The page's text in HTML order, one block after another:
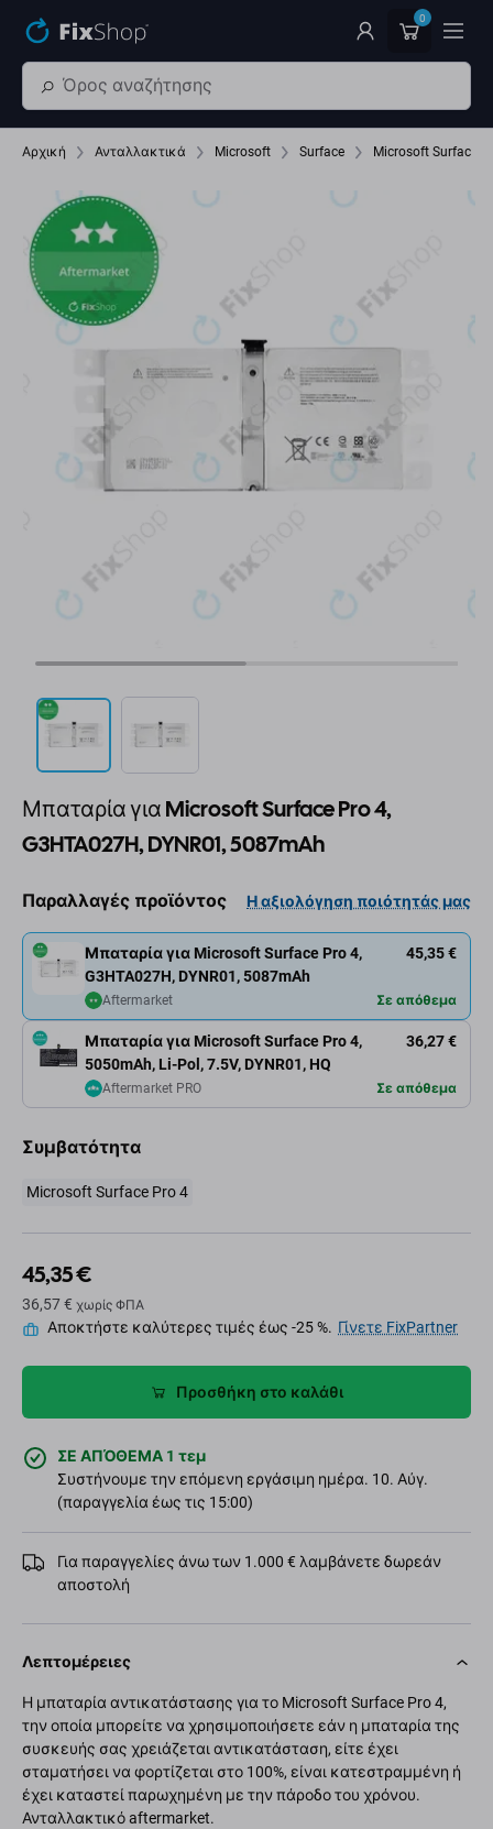
0
Αρχική Ανταλλακτικά Microsoft Surface Microsoft Surface
Μπαταρία για Microsoft Surface Pro 4,
G3HTA027H, DYNR01, 5087mAh
Παραλλαγές προϊόντος Η αξιολόγηση ποιότητάς μας
Μπαταρία για Microsoft Surface Pro 4,
G3HTA027H, DYNR01, 5087mAh
45,35 €
Aftermarket Σε απόθεμα
Μπαταρία για Microsoft Surface Pro 4,
5050mAh, Li-Pol, 7.5V, DYNR01, HQ
36,27 €
Aftermarket PRO Σε απόθεμα
Συμβατότητα
Microsoft Surface Pro 4
45,35 €
36,57 € χωρίς ΦΠΑ
Αποκτήστε καλύτερες τιμές έως -25 %. Γίνετε FixPartner
Προσθήκη στο καλάθι
ΣΕ ΑΠΌΘΕΜΑ 1 τεμ
Συστήνουμε την επόμενη εργάσιμη ημέρα. 10. Αύγ.
(παραγγελία έως τις 15:00)
Για παραγγελίες άνω των 1.000 € λαμβάνετε δωρεάν
αποστολή
Λεπτομέρειες
Η μπαταρία αντικατάστασης για το Microsoft Surface Pro 4,
την οποία μπορείτε να χρησιμοποιήσετε εάν η μπαταρία της
συσκευής σας χρειάζεται αντικατάσταση, είτε έχει
σταματήσει να φορτίζεται στο 100%, είναι κατεστραμμένη ή
έχει καταστεί παρωχημένη με την πάροδο του χρόνου.
Ανταλλακτικό aftermarket.